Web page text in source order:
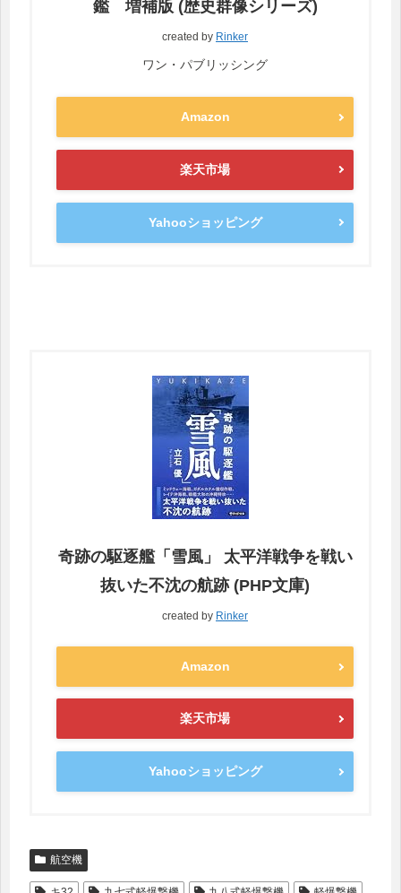
鑑 増補版 (歴史群像シリーズ)
created by Rinker
ワン・パブリッシング
Amazon
楽天市場
Yahooショッピング
奇跡の駆逐艦「雪風」 太平洋戦争を戦い
抜いた不沈の航跡 (PHP文庫)
created by Rinker
Amazon
楽天市場
Yahooショッピング
航空機